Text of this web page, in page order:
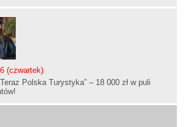
(czwartek)
Polska Turystyka” – 18 000 zł w puli